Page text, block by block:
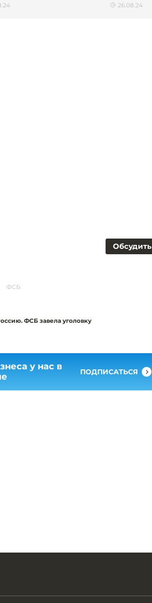
26.08.24
Обсудить
ФСБ
ФСБ завела уголовку
у нас в
ПОДПИСАТЬСЯ